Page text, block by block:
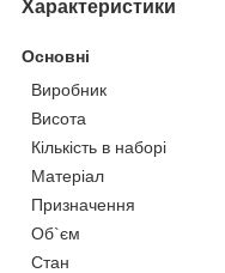
Характеристики
Основні
Виробник
Висота
Кількість в наборі
Матеріал
Призначення
Об`єм
Стан